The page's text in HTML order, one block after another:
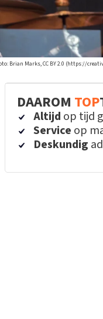
Brian Marks, CC BY 2.0 (https://
DAAROM TOP
Altijd op tijd
Service op
Deskundig